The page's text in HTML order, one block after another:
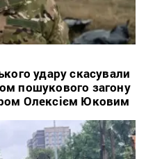
удару скасували
пошукового загону
Олексієм Юковим